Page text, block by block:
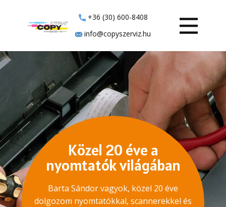
+36 (30) 600-8408
info@copyszerviz.hu
Közel 20 éve a
nyomtatók világában
Barta Sándor vagyok, közel 20 éve
dolgozom nyomtatókkal, scannerekkel és